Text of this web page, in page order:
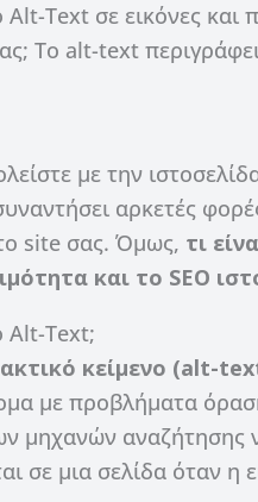
Alt-Text σε εικόνες
Το alt-text
με την
αρκετές
site σας. Όμως, τι
και το SEO
Alt-Text;
κείμενο (alt-
με προβλήματα
μηχανών αναζήτησης
σε μια σελίδα όταν